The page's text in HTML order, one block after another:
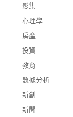
影集
心理學
房產
投資
教育
數據分析
新創
新聞